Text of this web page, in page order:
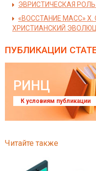
ЭВРИСТИЧЕСКАЯ
«ВОССТАНИЕ МАСС» Х.
ХРИСТИАНСКИЙ
ПУБЛИКАЦИИ
РИНЦ
К условиям публикации
Читайте также